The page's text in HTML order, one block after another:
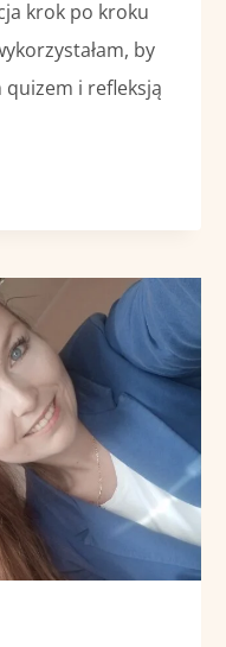
krok po kroku
by
i refleksją